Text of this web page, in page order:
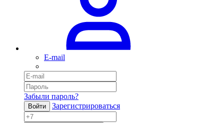
E-mail
Забыли пароль?
Войти Зарегистрироваться